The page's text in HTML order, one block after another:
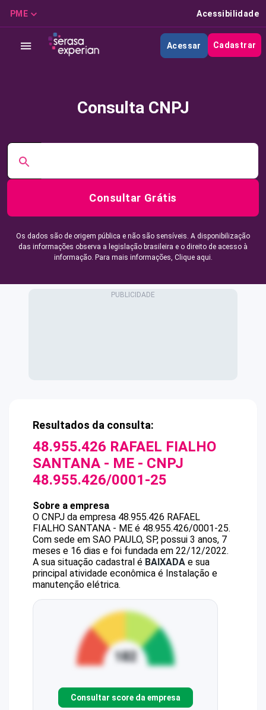
PME Acessibilidade
Acessar Cadastrar
Consulta CNPJ
Consultar Grátis
Os dados são de origem pública e não são sensíveis. A disponibilização
das informações observa a legislação brasileira e o direito de acesso à
informação. Para mais informações, Clique aqui.
Resultados da consulta:
48.955.426 RAFAEL FIALHO
SANTANA - ME - CNPJ
48.955.426/0001-25
Sobre a empresa
O CNPJ da empresa 48.955.426 RAFAEL
FIALHO SANTANA - ME é 48.955.426/0001-25.
Com sede em SAO PAULO, SP, possui 3 anos, 7
meses e 16 dias e foi fundada em 22/12/2022.
A sua situação cadastral é BAIXADA e sua
principal atividade econômica é Instalação e
manutenção elétrica.
Consultar score da empresa